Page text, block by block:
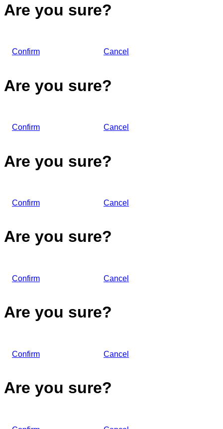
Are you sure?
Confirm Cancel
Are you sure?
Confirm Cancel
Are you sure?
Confirm Cancel
Are you sure?
Confirm Cancel
Are you sure?
Confirm Cancel
Are you sure?